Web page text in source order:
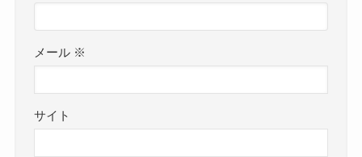
メール ※
サイト